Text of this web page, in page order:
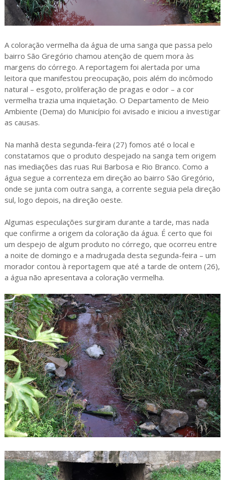
A coloração vermelha da água de uma sanga que passa pelo
bairro São Gregório chamou atenção de quem mora às
margens do córrego. A reportagem foi alertada por uma
leitora que manifestou preocupação, pois além do incômodo
natural – esgoto, proliferação de pragas e odor – a cor
vermelha trazia uma inquietação. O Departamento de Meio
Ambiente (Dema) do Município foi avisado e iniciou a investigar
as causas.
Na manhã desta segunda-feira (27) fomos até o local e
constatamos que o produto despejado na sanga tem origem
nas imediações das ruas Rui Barbosa e Rio Branco. Como a
água segue a correnteza em direção ao bairro São Gregório,
onde se junta com outra sanga, a corrente seguia pela direção
sul, logo depois, na direção oeste.
Algumas especulações surgiram durante a tarde, mas nada
que confirme a origem da coloração da água. É certo que foi
um despejo de algum produto no córrego, que ocorreu entre
a noite de domingo e a madrugada desta segunda-feira – um
morador contou à reportagem que até a tarde de ontem (26),
a água não apresentava a coloração vermelha.